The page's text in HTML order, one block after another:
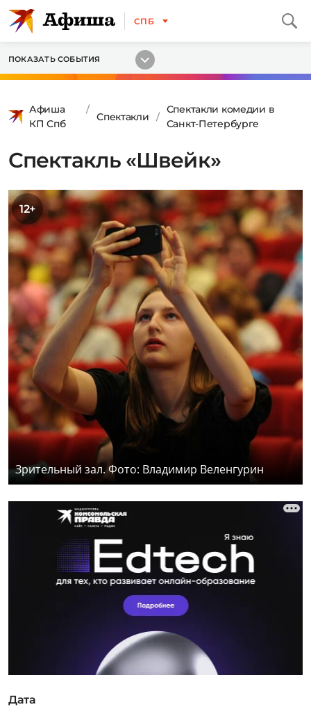
СПБ
ПОКАЗАТЬ СОБЫТИЯ
Афиша
КП Спб
Спектакли
Спектакли комедии в
Санкт-Петербурге
Спектакль «Швейк»
12+
Зрительный зал. Фото: Владимир Веленгурин
Дата